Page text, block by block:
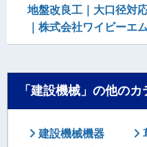
地盤改良工｜大口径対
｜株式会社ワイビーエム
「建設機械」の他のカ
建設機械機器